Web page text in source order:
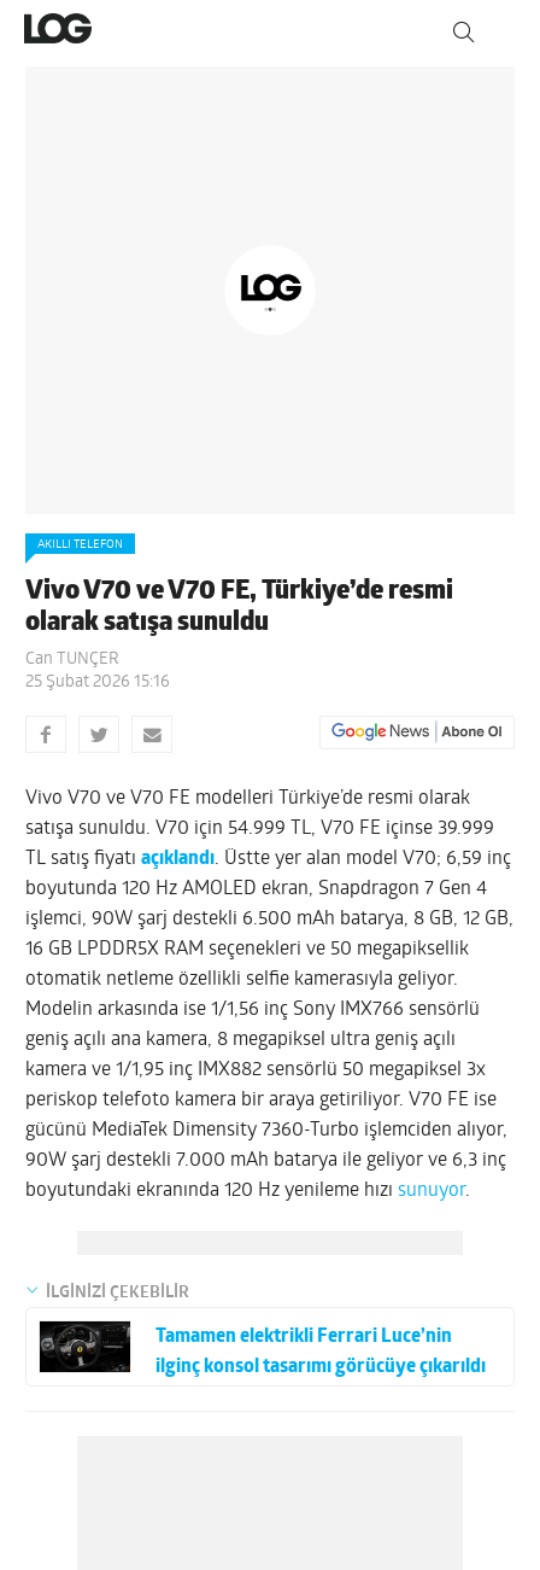
AKILLI TELEFON
Vivo V70 ve V70 FE, Türkiye’de resmi
olarak satışa sunuldu
Can TUNÇER
25 Şubat 2026 15:16
Vivo V70 ve V70 FE modelleri Türkiye’de resmi olarak
satışa sunuldu. V70 için 54.999 TL, V70 FE içinse 39.999
TL satış fiyatıaçıklandı. Üstte yer alan model V70; 6,59 inç
boyutunda 120 Hz AMOLED ekran, Snapdragon 7 Gen 4
işlemci, 90W şarj destekli 6.500 mAh batarya, 8 GB, 12 GB,
16 GB LPDDR5X RAM seçenekleri ve 50 megapiksellik
otomatik netleme özellikli selfie kamerasıyla geliyor.
Modelin arkasında ise 1/1,56 inç Sony IMX766 sensörlü
geniş açılı ana kamera, 8 megapiksel ultra geniş açılı
kamera ve 1/1,95 inç IMX882 sensörlü 50 megapiksel 3x
periskop telefoto kamera bir araya getiriliyor. V70 FE ise
gücünü MediaTek Dimensity 7360-Turbo işlemciden alıyor,
90W şarj destekli 7.000 mAh batarya ile geliyor ve 6,3 inç
boyutundaki ekranında 120 Hz yenileme hızı sunuyor.
İLGİNİZİ ÇEKEBİLİR
Tamamen elektrikli Ferrari Luce’nin
ilginç konsol tasarımı görücüye çıkarıldı